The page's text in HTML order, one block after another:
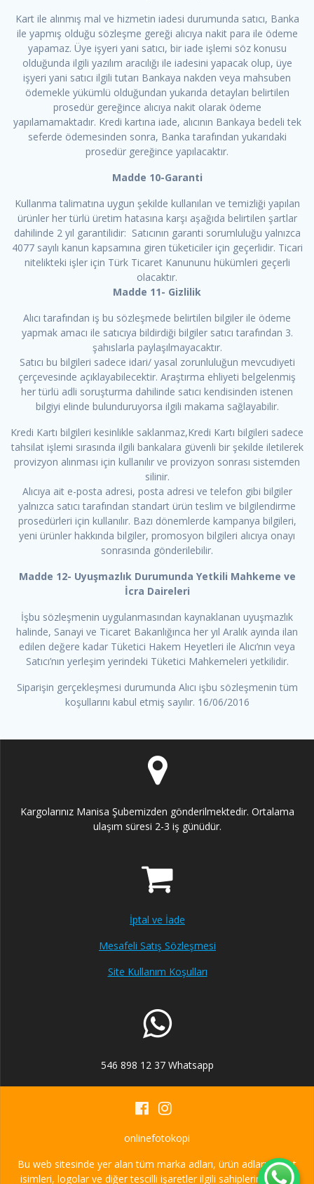
Kart ile alınmış mal ve hizmetin iadesi durumunda satıcı, Banka
ile yapmış olduğu sözleşme gereği alıcıya nakit para ile ödeme
yapamaz. Üye işyeri yani satıcı, bir iade işlemi söz konusu
olduğunda ilgili yazılım aracılığı ile iadesini yapacak olup, üye
işyeri yani satıcı ilgili tutarı Bankaya nakden veya mahsuben
ödemekle yükümlü olduğundan yukarıda detayları belirtilen
prosedür gereğince alıcıya nakit olarak ödeme
yapılamamaktadır. Kredi kartına iade, alıcının Bankaya bedeli tek
seferde ödemesinden sonra, Banka tarafından yukarıdaki
prosedür gereğince yapılacaktır.
Madde 10-Garanti
Kullanma talimatına uygun şekilde kullanılan ve temizliği yapılan
ürünler her türlü üretim hatasına karşı aşağıda belirtilen şartlar
dahilinde 2 yıl garantilidir: Satıcının garanti sorumluluğu yalnızca
4077 sayılı kanun kapsamına giren tüketiciler için geçerlidir. Ticari
nitelikteki işler için Türk Ticaret Kanununu hükümleri geçerli
olacaktır.
Madde 11- Gizlilik
Alıcı tarafından iş bu sözleşmede belirtilen bilgiler ile ödeme
yapmak amacı ile satıcıya bildirdiği bilgiler satıcı tarafından 3.
şahıslarla paylaşılmayacaktır.
Satıcı bu bilgileri sadece idari/ yasal zorunluluğun mevcudiyeti
çerçevesinde açıklayabilecektir. Araştırma ehliyeti belgelenmiş
her türlü adli soruşturma dahilinde satıcı kendisinden istenen
bilgiyi elinde bulunduruyorsa ilgili makama sağlayabilir.
Kredi Kartı bilgileri kesinlikle saklanmaz,Kredi Kartı bilgileri sadece
tahsilat işlemi sırasında ilgili bankalara güvenli bir şekilde iletilerek
provizyon alınması için kullanılır ve provizyon sonrası sistemden
silinir.
Alıcıya ait e-posta adresi, posta adresi ve telefon gibi bilgiler
yalnızca satıcı tarafından standart ürün teslim ve bilgilendirme
prosedürleri için kullanılır. Bazı dönemlerde kampanya bilgileri,
yeni ürünler hakkında bilgiler, promosyon bilgileri alıcıya onayı
sonrasında gönderilebilir.
Madde 12- Uyuşmazlık Durumunda Yetkili Mahkeme ve
İcra Daireleri
İşbu sözleşmenin uygulanmasından kaynaklanan uyuşmazlık
halinde, Sanayi ve Ticaret Bakanlığınca her yıl Aralık ayında ilan
edilen değere kadar Tüketici Hakem Heyetleri ile Alıcı’nın veya
Satıcı’nın yerleşim yerindeki Tüketici Mahkemeleri yetkilidir.
Siparişin gerçekleşmesi durumunda Alıcı işbu sözleşmenin tüm
koşullarını kabul etmiş sayılır. 16/06/2016
Kargolarınız Manisa Şubemizden gönderilmektedir. Ortalama
ulaşım süresi 2-3 iş günüdür.
İptal ve İade
Mesafeli Satış Sözleşmesi
Site Kullanım Koşulları
546 898 12 37 Whatsapp
onlinefotokopi
Bu web sitesinde yer alan tüm marka adları, ürün adları, şirket
isimleri, logolar ve diğer tescilli işaretler ilgili sahiplerinin ticari